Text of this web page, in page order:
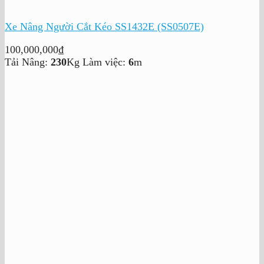
Xe Nâng Người Cắt Kéo SS1432E (SS0507E)
100,000,000₫
Tải Nâng: 230Kg Làm việc: 6m